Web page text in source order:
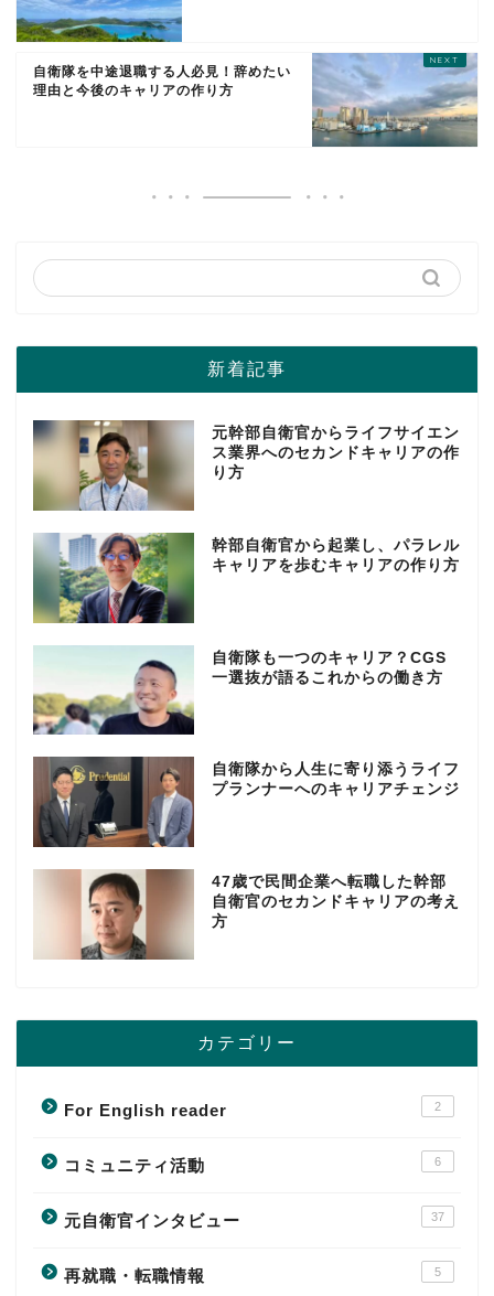
自衛隊を中途退職する人必見！辞めたい
理由と今後のキャリアの作り方
新着記事
元幹部自衛官からライフサイエン
ス業界へのセカンドキャリアの作
り方
幹部自衛官から起業し、パラレル
キャリアを歩むキャリアの作り方
自衛隊も一つのキャリア？CGS
一選抜が語るこれからの働き方
自衛隊から人生に寄り添うライフ
プランナーへのキャリアチェンジ
47歳で民間企業へ転職した幹部
自衛官のセカンドキャリアの考え
方
カテゴリー
For English reader 2
コミュニティ活動 6
元自衛官インタビュー 37
再就職・転職情報 5